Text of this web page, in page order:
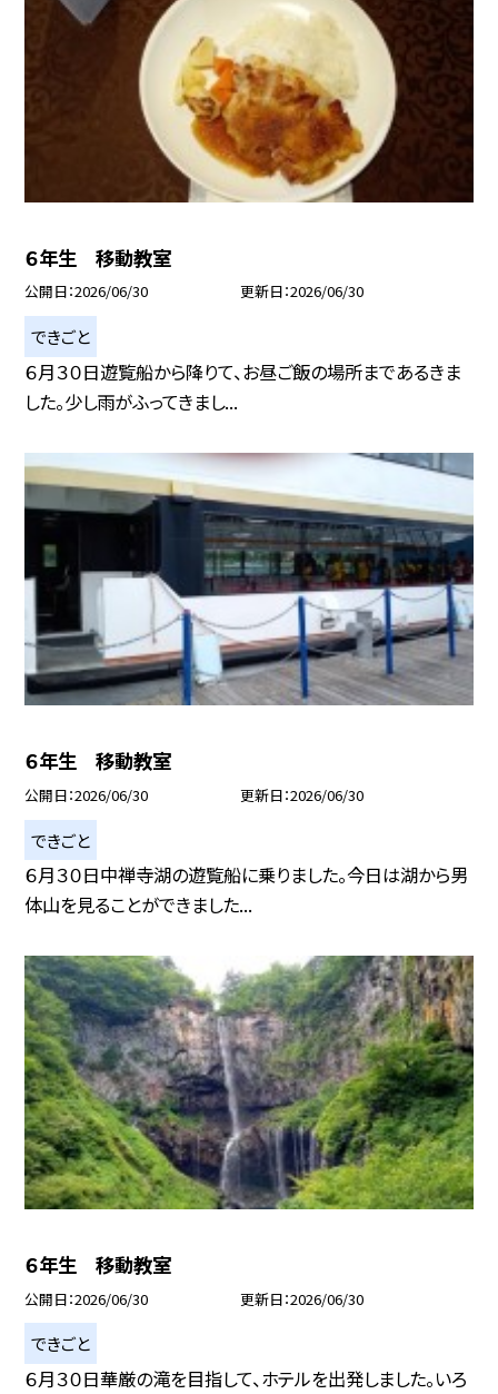
６年生 移動教室
公開日 2026/06/30 更新日 2026/06/30
できごと
６月３０日遊覧船から降りて、お昼ご飯の場所まであるきま
した。少し雨がふってきまし...
６年生 移動教室
公開日 2026/06/30 更新日 2026/06/30
できごと
６月３０日中禅寺湖の遊覧船に乗りました。今日は湖から男
体山を見ることができました...
６年生 移動教室
公開日 2026/06/30 更新日 2026/06/30
できごと
６月３０日華厳の滝を目指して、ホテルを出発しました。いろ